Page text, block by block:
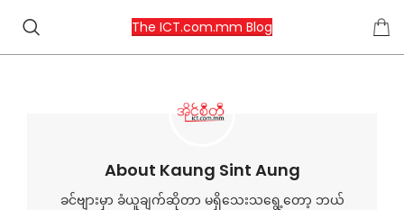
The ICT.com.mm Blog
About Kaung Sint Aung
ခင်ဗျားမှာ ခံယူချက်ဆိုတာ မရှိသေးသရွေ့တော့ ဘယ်